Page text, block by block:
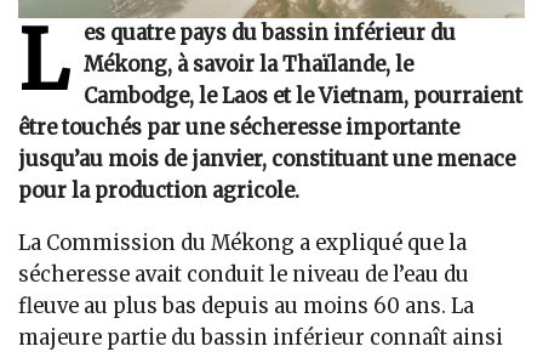
L
es quatre pays du bassin inférieur du
Mékong, à savoir la Thaïlande, le
Cambodge, le Laos et le Vietnam, pourraient
être touchés par une sécheresse importante
jusqu’au mois de janvier, constituant une menace
pour la production agricole.
La Commission du Mékong a expliqué que la
sécheresse avait conduit le niveau de l’eau du
fleuve au plus bas depuis au moins 60 ans. La
majeure partie du bassin inférieur connaît ainsi